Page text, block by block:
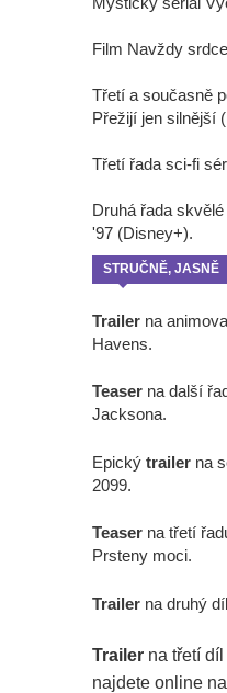
Film Navždy
Třetí a současně
Přežijí jen silnější
Třetí řada sci-fi
Druhá řada
'97 (Disney+).
STRUČNĚ, JASNĚ
Trailer na
Havens.
Teaser na další
Jacksona.
Epický trailer na
2099.
Teaser na třetí
Prsteny moci.
Trailer na druhý
Trailer na třetí
najdete online